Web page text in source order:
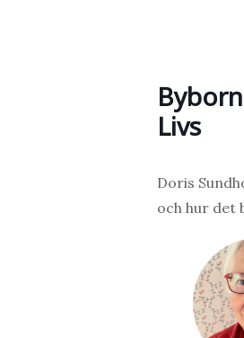
Livs
Doris
och hur det